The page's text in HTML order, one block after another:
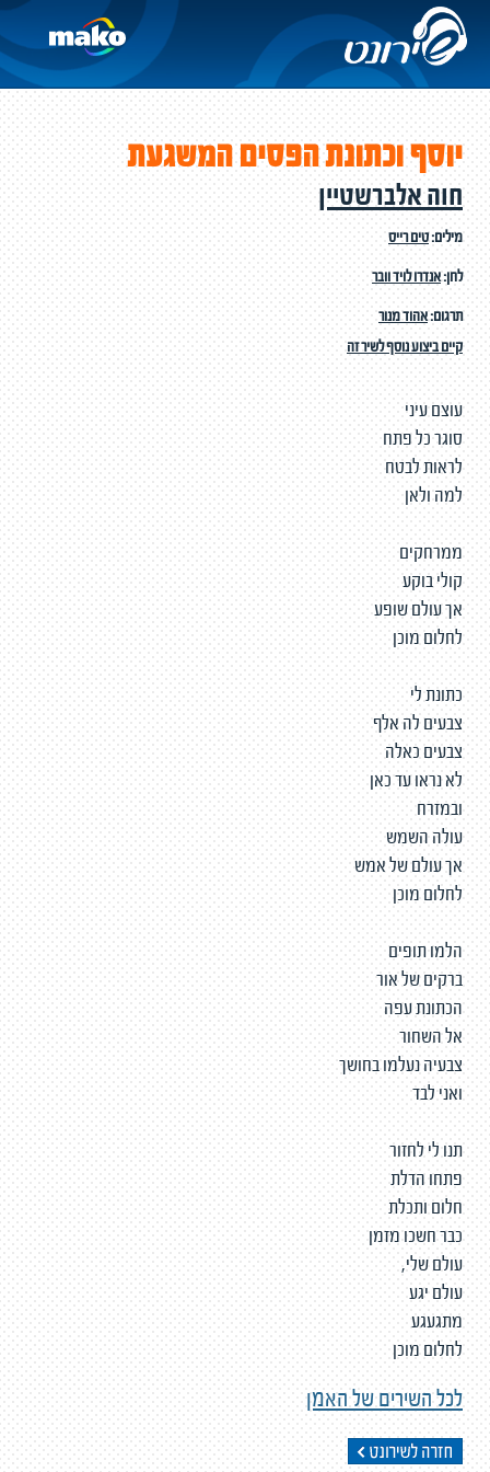
יוסף וכתונת הפסים המשגעת
חוה אלברשטיין
מילים:טים רייס
לחן:אנדרו לויד וובר
תרגום:אהוד מנור
קיים ביצוע נוסף לשיר זה
עוצם עיני
סוגר כל פתח
לראות לבטח
למה ולאן
ממרחקים
קולי בוקע
אך עולם שופע
לחלום מוכן
כתונת לי
צבעים לה אלף
צבעים כאלה
לא נראו עד כאן
ובמזרח
עולה השמש
אך עולם של אמש
לחלום מוכן
הלמו תופים
ברקים של אור
הכתונת עפה
אל השחור
צבעיה נעלמו בחושך
ואני לבד
תנו לי לחזור
פתחו הדלת
חלום ותכלת
כבר חשכו מזמן
עולם שלי,
עולם יגע
מתגעגע
לחלום מוכן
לכל השירים של האמן